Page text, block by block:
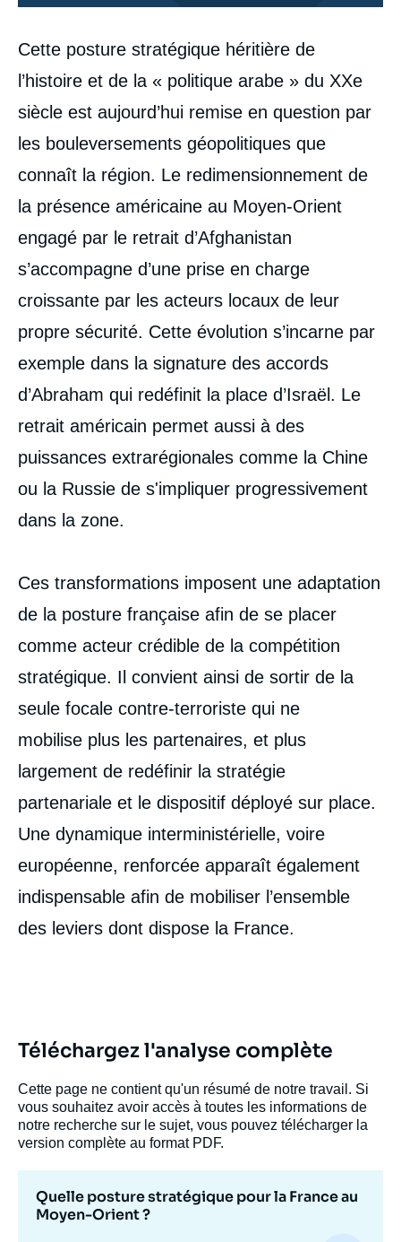
Corps
analyses
Cette posture stratégique héritière de
l’histoire et de la « politique arabe » du XXe
siècle est aujourd’hui remise en question par
les bouleversements géopolitiques que
connaît la région. Le redimensionnement de
la présence américaine au Moyen-Orient
engagé par le retrait d’Afghanistan
s’accompagne d’une prise en charge
croissante par les acteurs locaux de leur
propre sécurité. Cette évolution s’incarne par
exemple dans la signature des accords
d’Abraham qui redéfinit la place d’Israël. Le
retrait américain permet aussi à des
puissances extrarégionales comme la Chine
ou la Russie de s'impliquer progressivement
dans la zone.
Ces transformations imposent une adaptation
de la posture française afin de se placer
comme acteur crédible de la compétition
stratégique. Il convient ainsi de sortir de la
seule focale contre-terroriste qui ne
mobilise plus les partenaires, et plus
largement de redéfinir la stratégie
partenariale et le dispositif déployé sur place.
Une dynamique interministérielle, voire
européenne, renforcée apparaît également
indispensable afin de mobiliser l’ensemble
des leviers dont dispose la France.
Téléchargez l'analyse complète
Cette page ne contient qu'un résumé de notre travail. Si
vous souhaitez avoir accès à toutes les informations de
notre recherche sur le sujet, vous pouvez télécharger la
version complète au format PDF.
Quelle posture stratégique pour la France au
Moyen-Orient ?